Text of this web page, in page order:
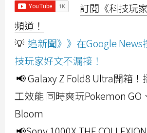
訂閱《科技玩
頻道！
💡 追新聞》》在Google
技玩家好文不漏接！
📢 Galaxy Z Fold8 Ultra開箱
工效能 同時爽玩Pokemon GO
Bloom